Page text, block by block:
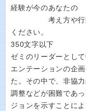
経験が今のあなたの
考え方や行動に
ください。
350文字以下
ゼミのリーダーとし
エンテーションの企
た。その中で、非協
調整などが困難であ
ジョンを示すことに